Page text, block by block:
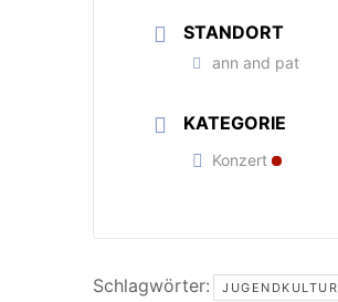
STANDORT
ann and pat
KATEGORIE
Konzert
Schlagwörter: JUGENDKULTUR